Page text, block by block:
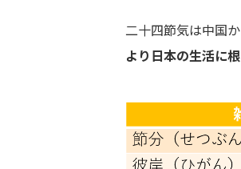
二十四節気は中国
より日本の生活に